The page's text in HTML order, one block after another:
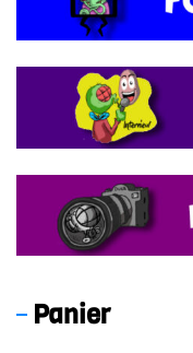
Panier